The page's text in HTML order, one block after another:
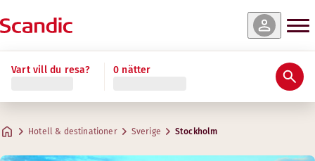
Vart vill du resa? 0 nätter
Hotell & destinationer Sverige Stockholm